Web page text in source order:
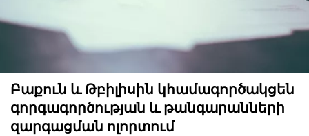
Բաքուն և Թբիլիսին կհամագործակցեն
գորգագործության և թանգարանների
զարգացման ոլորտում